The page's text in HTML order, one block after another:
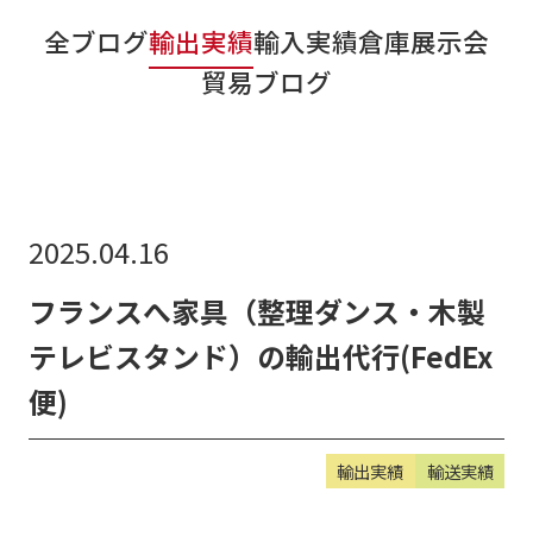
お知らせ
全ブログ輸出実績輸入実績倉庫展示会
貿易ブログ
2025.04.16
フランスへ家具（整理ダンス・木製
テレビスタンド）の輸出代行(FedEx
便)
輸出実績 輸送実績